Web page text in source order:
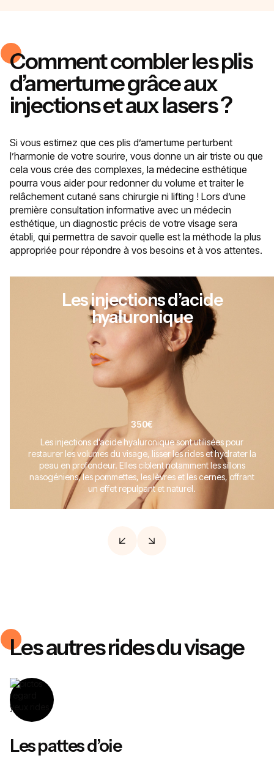
Comment combler les plis
d’amertume grâce aux
injections et aux lasers ?
Si vous estimez que ces plis d’amertume perturbent
l’harmonie de votre sourire, vous donne un air triste ou que
cela vous crée des complexes, la médecine esthétique
pourra vous aider pour redonner du volume et traiter le
relâchement cutané sans chirurgie ni lifting ! Lors d’une
première consultation informative avec un médecin
esthétique, un diagnostic précis de votre visage sera
établi, qui permettra de savoir quelle est la méthode la plus
appropriée pour répondre à vos besoins et à vos attentes.
Les injections d’acide
hyaluronique
350€
Les injections d’acide hyaluronique sont utilisées pour
restaurer les volumes du visage, lisser les rides et hydrater la
peau en profondeur. Elles ciblent notamment les sillons
nasogéniens, les pommettes, les lèvres et les cernes, offrant
un effet repulpant et naturel.
Les autres rides du visage
Les pattes d’oie